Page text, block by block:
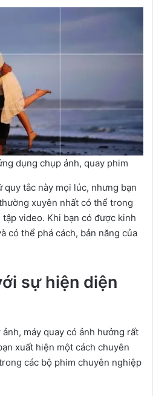
dụng chụp ảnh, quay phim
quy tắc này mọi lúc, nhưng bạn
xuyên nhất có thể trong
video. Khi bạn có được kinh
có thể phá cách, bản năng của
sự hiện diện
máy quay có ảnh hưởng rất
xuất hiện một cách chuyên
các bộ phim chuyên nghiệp